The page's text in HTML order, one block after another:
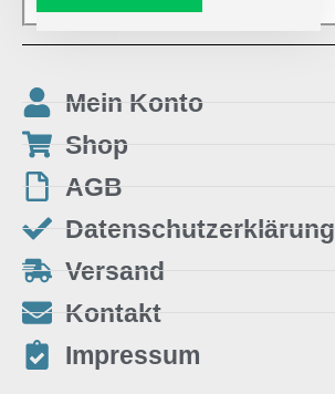
Mein Konto
Shop
AGB
Datenschutzerklärung
Versand
Kontakt
Impressum